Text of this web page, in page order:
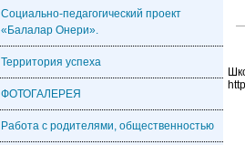
Социально-педагогический проект
«Балалар Онери».
Территория успеха
ФОТОГАЛЕРЕЯ
Работа с родителями, общественностью